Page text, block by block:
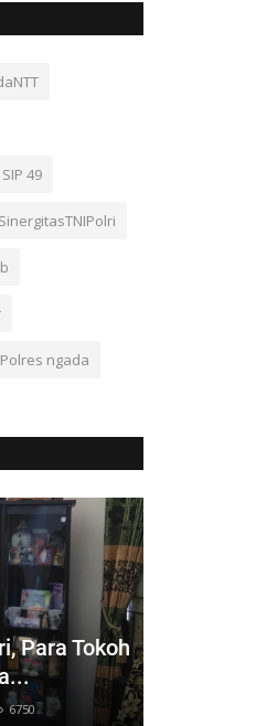
49
Polres ngada
Para Tokoh
6750